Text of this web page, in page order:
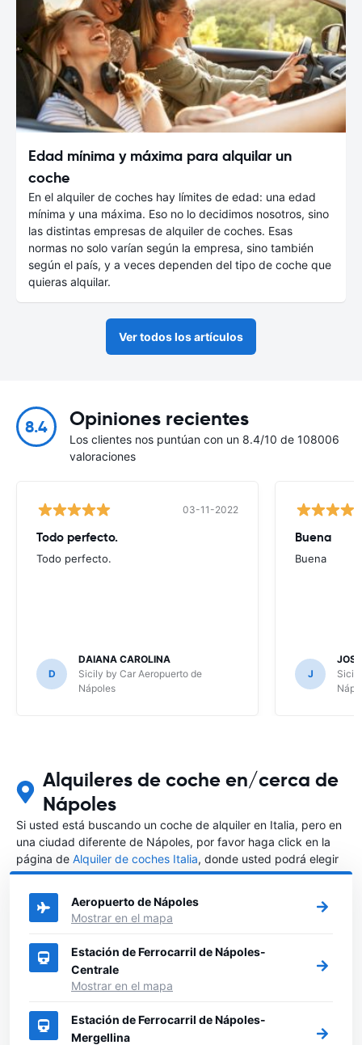
Edad mínima y máxima para alquilar un
coche
En el alquiler de coches hay límites de edad: una edad
mínima y una máxima. Eso no lo decidimos nosotros, sino
las distintas empresas de alquiler de coches. Esas
normas no solo varían según la empresa, sino también
según el país, y a veces dependen del tipo de coche que
quieras alquilar.
Ver todos los artículos
8.4 Opiniones recientes
Los clientes nos puntúan con un 8.4/10 de 108006
valoraciones
03-11-2022
Todo perfecto.
Todo perfecto.
D
DAIANA CAROLINA
Sicily by Car Aeropuerto de
Nápoles
Buena
Buena
J
Alquileres de coche en/cerca de
Nápoles
Si usted está buscando un coche de alquiler en Italia, pero en
una ciudad diferente de Nápoles, por favor haga click en la
página de Alquiler de coches Italia, donde usted podrá elegir
en qué ciudad de Italia desea alquilar un coche.
Aeropuerto de Nápoles
Mostrar en el mapa
Estación de Ferrocarril de Nápoles-
Centrale
Mostrar en el mapa
Estación de Ferrocarril de Nápoles-
Mergellina